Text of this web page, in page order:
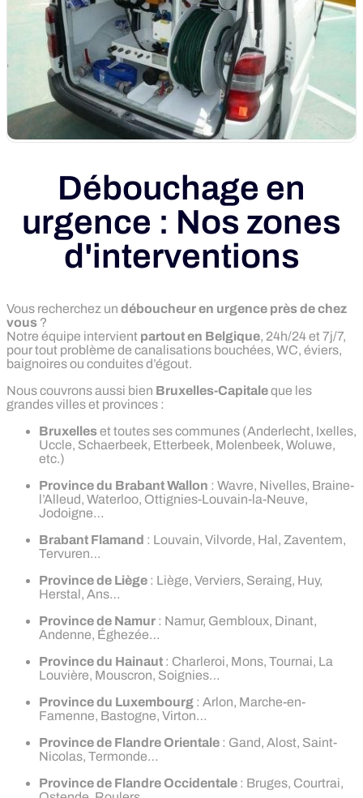
Débouchage en
urgence : Nos zones
d'interventions
Vous recherchez un déboucheur en urgence près de chez
vous ?
Notre équipe intervient partout en Belgique, 24h/24 et 7j/7,
pour tout problème de canalisations bouchées, WC, éviers,
baignoires ou conduites d’égout.
Nous couvrons aussi bien Bruxelles-Capitaleque les
grandes villes et provinces :
Bruxelleset toutes ses communes (Anderlecht, Ixelles,
Uccle, Schaerbeek, Etterbeek, Molenbeek, Woluwe,
etc.)
Province du Brabant Wallon : Wavre, Nivelles, Braine-
l’Alleud, Waterloo, Ottignies-Louvain-la-Neuve,
Jodoigne…
Brabant Flamand : Louvain, Vilvorde, Hal, Zaventem,
Tervuren…
Province de Liège : Liège, Verviers, Seraing, Huy,
Herstal, Ans…
Province de Namur : Namur, Gembloux, Dinant,
Andenne, Éghezée…
Province du Hainaut : Charleroi, Mons, Tournai, La
Louvière, Mouscron, Soignies…
Province du Luxembourg : Arlon, Marche-en-
Famenne, Bastogne, Virton…
Province de Flandre Orientale : Gand, Alost, Saint-
Nicolas, Termonde…
Province de Flandre Occidentale : Bruges, Courtrai,